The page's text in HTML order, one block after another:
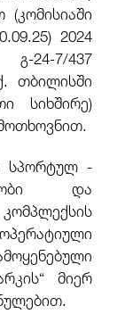
2024
7/437
თბილისში
სიხშირე)
სპორტულ -
და
მიერ